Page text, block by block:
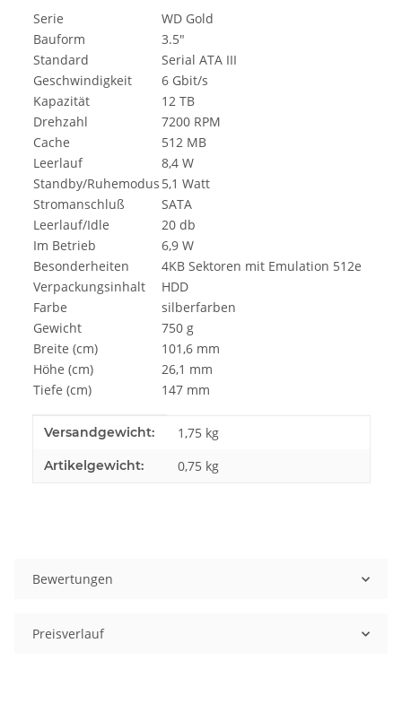
Serie
WD Gold
Bauform
3.5"
Standard
Serial ATA III
Geschwindigkeit
6 Gbit/s
Kapazität
12 TB
Drehzahl
7200 RPM
Cache
512 MB
Leerlauf
8,4 W
Standby/Ruhemodus 5,1 Watt
Stromanschluß
SATA
Leerlauf/Idle
20 db
Im Betrieb
6,9 W
Besonderheiten
4KB Sektoren mit Emulation 512e
Verpackungsinhalt
HDD
Farbe
silberfarben
Gewicht
750 g
Breite (cm)
101,6 mm
Höhe (cm)
26,1 mm
Tiefe (cm)
147 mm
Produkteigenschaft
Wert
Versandgewicht: 1,75 kg
Artikelgewicht: 0,75 kg
Bewertungen
Preisverlauf